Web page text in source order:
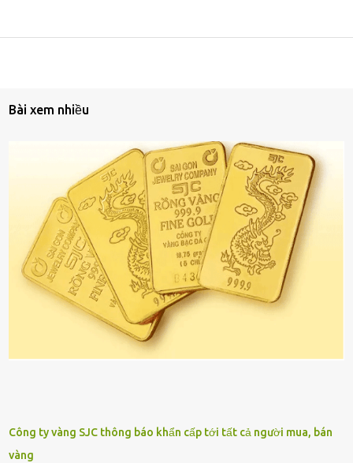
Bài xem nhiều
Công ty vàng SJC thông báo khẩn cấp tới tất cả người mua, bán
vàng